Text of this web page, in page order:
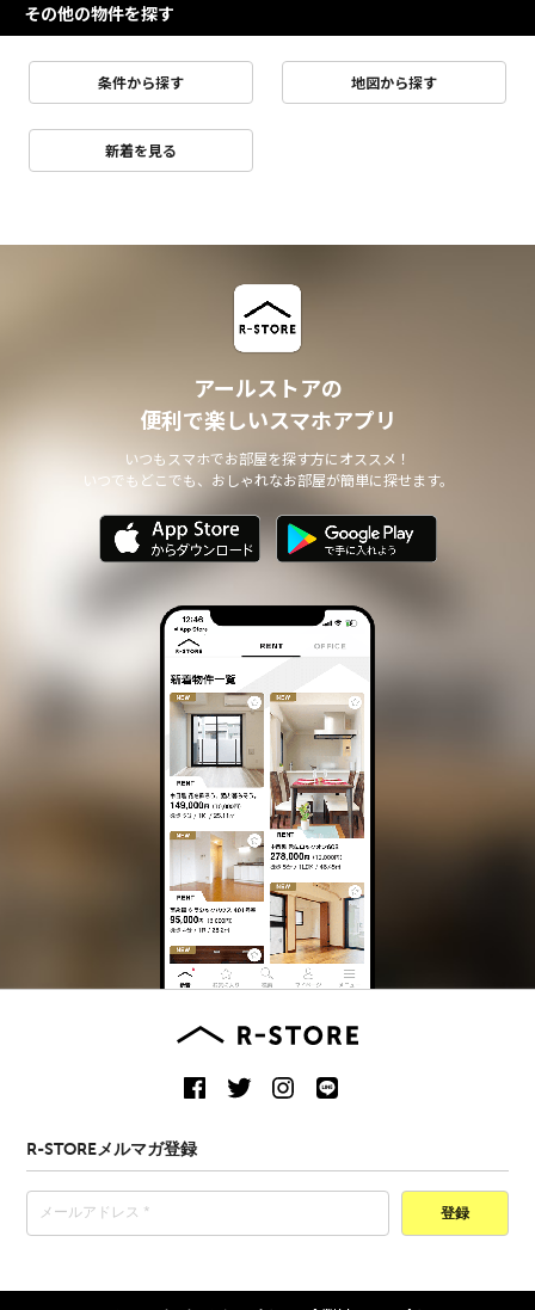
その他の物件を探す
条件から探す 地図から探す
新着を見る
アールストアの
便利で楽しいスマホアプリ
いつもスマホでお部屋を探す方にオススメ！
いつでもどこでも、おしゃれなお部屋が簡単に探せます。
R-STOREメルマガ登録
登録